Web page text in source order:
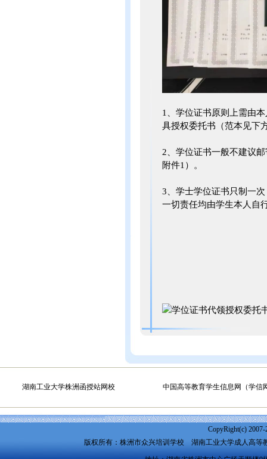
1、学位证书原则上需由
具授权委托书（范本见下
2、学位证书一般不建议
附件1）。
3、学士学位证书只制一
一切责任均由学生本人自
学位证书代领授权委托
湖南工业大学株洲函授站网校 中国高等教育学生信息网（学信
CopyRight(c)
版权所有：株洲市众兴培训学校 湖南工业大学成人高等